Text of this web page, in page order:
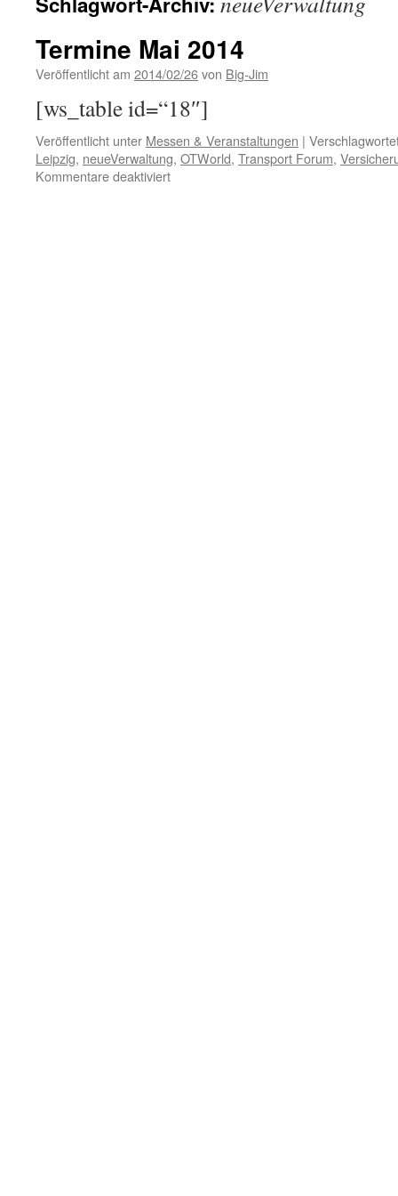
Termine Mai 2014
Veröffentlicht am 2014/02/26von Big-Jim
[ws_table id=“18″]
Veröffentlicht unter Messen & Veranstaltungen |
Leipzig, neueVerwaltung, OTWorld, Transport Forum,
Kommentare deaktiviertfür